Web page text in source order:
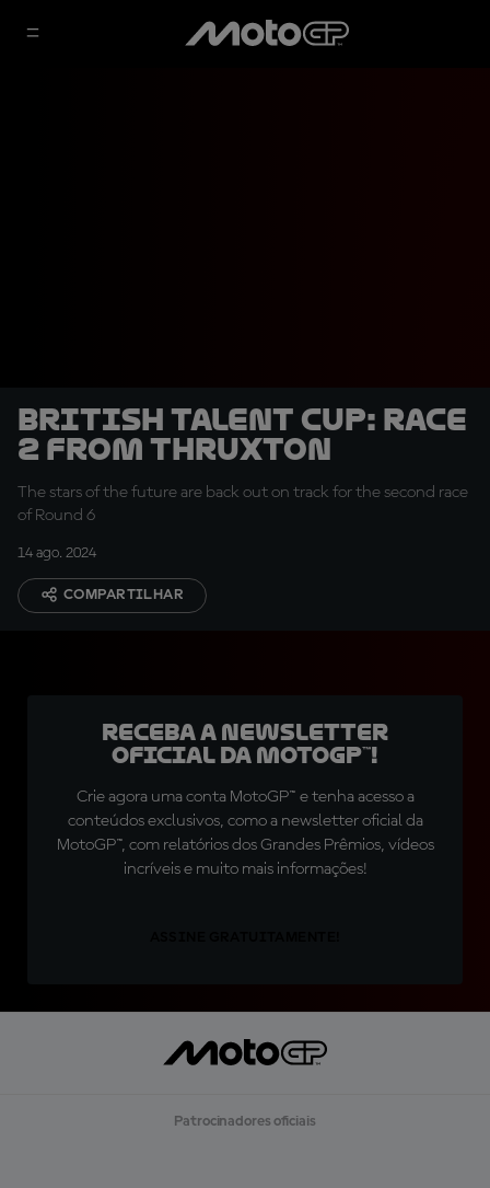
British Talent Cup: Race
2 from Thruxton
The stars of the future are back out on track for the second race
of Round 6
14 ago. 2024
COMPARTILHAR
Receba a newsletter
oficial da MotoGP™!
Crie agora uma conta MotoGP™ e tenha acesso a
conteúdos exclusivos, como a newsletter oficial da
MotoGP™, com relatórios dos Grandes Prêmios, vídeos
incríveis e muito mais informações!
Patrocinadores oficiais